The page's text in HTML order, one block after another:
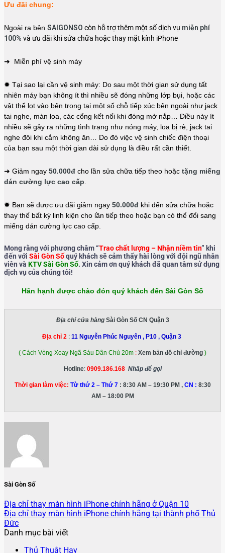
Ưu đãi chung:
Ngoài ra bên SAIGONSO còn hỗ trợ thêm một số dịch vụ miễn phí
100% và ưu đãi khi sửa chữa hoặc thay mặt kính iPhone
➜ Miễn phí vệ sinh máy
✹ Tại sao lại cần vệ sinh máy: Do sau một thời gian sử dụng tất
nhiên máy bạn không ít thì nhiều sẽ đóng những lớp bụi, hoặc các
vật thể lọt vào bên trong tại một số chỗ tiếp xúc bên ngoài như jack
tai nghe, màn loa, các cổng kết nối khi đóng mở nắp… Điều này ít
nhiều sẽ gây ra những tình trạng như nóng máy, loa bị rè, jack tai
nghe đôi khi cắm không ăn… Do đó việc vệ sinh chiếc điện thoại
của bạn sau một thời gian dài sử dụng là điều rất cần thiết.
➜ Giảm ngay 50.000đ cho lần sửa chữa tiếp theo hoặc tặng miếng
dán cường lực cao cấp.
✹ Bạn sẽ được ưu đãi giảm ngay 50.000đ khi đến sửa chữa hoặc
thay thế bất kỳ linh kiện cho lần tiếp theo hoặc bạn có thể đổi sang
miếng dán cường lực cao cấp.
Mong rằng với phương châm “Trao chất lượng – Nhận niềm tin” khi
đến với Sài Gòn Sốquý khách sẽ cảm thấy hài lòng với đội ngũ nhân
viên và KTV Sài Gòn Số. Xin cảm ơn quý khách đã quan tâm sử dụng
dịch vụ của chúng tôi!
Hân hạnh được chào đón quý khách đến Sài Gòn Số
Địa chỉ cửa hàng Sài Gòn Số CN Quận 3
Địa chỉ 2 : 11 Nguyễn Phúc Nguyên , P10 , Quận 3
( Cách Vòng Xoay Ngã Sáu Dân Chủ 20m : Xem bản đồ chỉ đường )
Hotline: 0909.186.168 Nhấp để gọi
Thời gian làm việc: Từ thứ 2 – Thứ 7 : 8:30 AM – 19:30 PM , CN : 8:30
AM – 18:00 PM
Sài Gòn Số
Địa chỉ thay màn hình iPhone chính hãng ở Quận 10
Địa chỉ thay màn hình iPhone chính hãng tại thành phố Thủ
Đức
Danh mục bài viết
Thủ Thuật Hay